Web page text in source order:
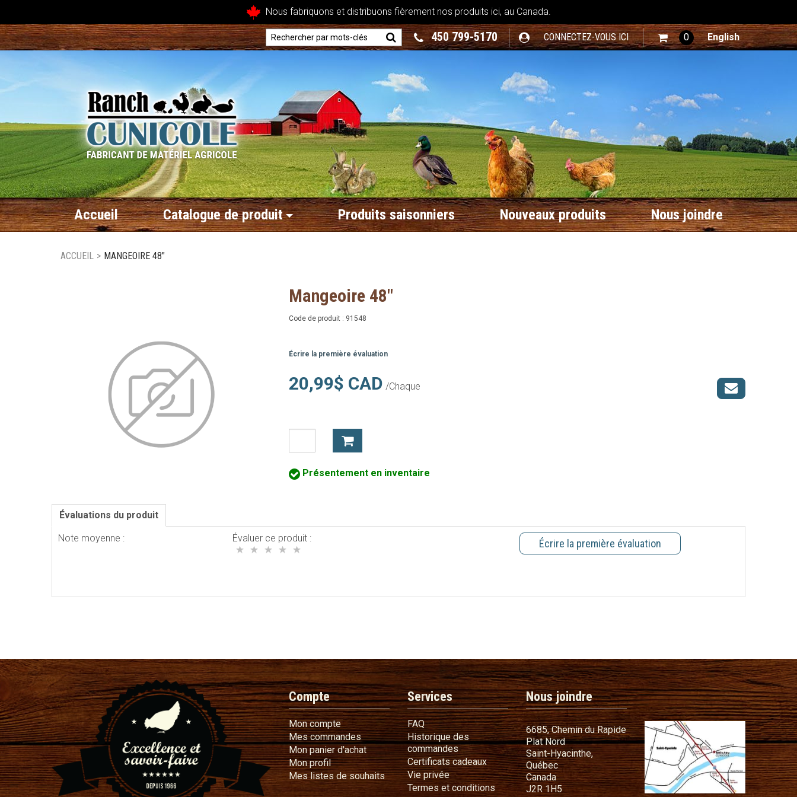
Nous fabriquons et distribuons fièrement nos produits ici, au Canada.
450 799-5170 CONNECTEZ-VOUS ICI 0 English
Accueil Catalogue de produit Produits saisonniers Nouveaux produits Nous joindre
ACCUEIL > MANGEOIRE 48"
Mangeoire 48"
Code de produit : 91548
Écrire la première évaluation
20,99$ CAD /Chaque
Présentement en inventaire
Évaluations du produit
Note moyenne : Évaluer ce produit : Écrire la première évaluation
Compte
Mon compteMon compte
Mes commandesMes commandes
Mon panier d'achatMon panier d'achat
Mon profilMon profil
Mes listes de souhaitsMes listes de souhaits
Services
FAQFAQ
Historique des
commandesHistorique des commandes
Certificats cadeauxCertificats cadeaux
Vie privéeVie privée
Termes et conditionsTermes et conditions
Nous joindre
6685, Chemin du Rapide
Plat Nord
Saint-Hyacinthe,
Québec
Canada
J2R 1H5